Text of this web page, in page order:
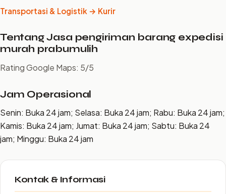
Transportasi & Logistik → Kurir
Tentang Jasa pengiriman barang expedisi
murah prabumulih
Rating Google Maps: 5/5
Jam Operasional
Senin: Buka 24 jam; Selasa: Buka 24 jam; Rabu: Buka 24 jam;
Kamis: Buka 24 jam; Jumat: Buka 24 jam; Sabtu: Buka 24
jam; Minggu: Buka 24 jam
Kontak & Informasi